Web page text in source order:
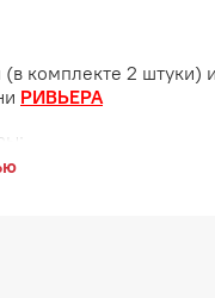
комплекте 2 штуки)
РИВЬЕРА